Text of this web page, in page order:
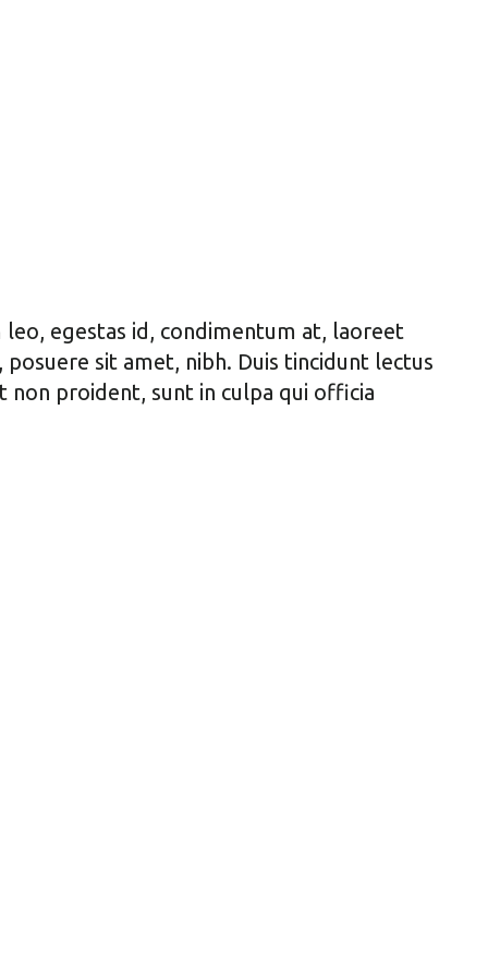
egestas id, condimentum at, laoreet
sit amet, nibh. Duis tincidunt lectus
non proident, sunt in culpa qui officia